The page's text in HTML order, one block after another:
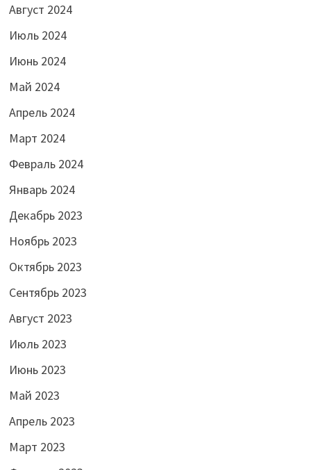
Август 2024
Июль 2024
Июнь 2024
Май 2024
Апрель 2024
Март 2024
Февраль 2024
Январь 2024
Декабрь 2023
Ноябрь 2023
Октябрь 2023
Сентябрь 2023
Август 2023
Июль 2023
Июнь 2023
Май 2023
Апрель 2023
Март 2023